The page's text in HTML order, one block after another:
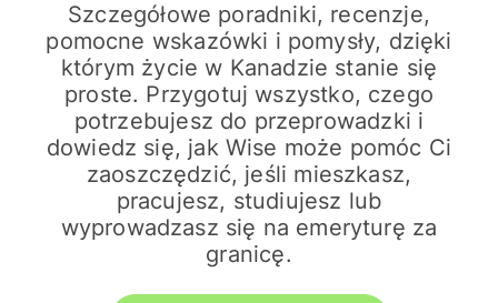
Szczegółowe poradniki, recenzje,
pomocne wskazówki i pomysły, dzięki
którym życie w Kanadzie stanie się
proste. Przygotuj wszystko, czego
potrzebujesz do przeprowadzki i
dowiedz się, jak Wise może pomóc Ci
zaoszczędzić, jeśli mieszkasz,
pracujesz, studiujesz lub
wyprowadzasz się na emeryturę za
granicę.